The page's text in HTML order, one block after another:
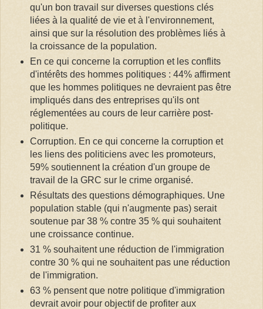
qu'un bon travail sur diverses questions clés
liées à la qualité de vie et à l'environnement,
ainsi que sur la résolution des problèmes liés à
la croissance de la population.
En ce qui concerne la corruption et les conflits
d'intérêts des hommes politiques : 44% affirment
que les hommes politiques ne devraient pas être
impliqués dans des entreprises qu'ils ont
réglementées au cours de leur carrière post-
politique.
Corruption. En ce qui concerne la corruption et
les liens des politiciens avec les promoteurs,
59% soutiennent la création d'un groupe de
travail de la GRC sur le crime organisé.
Résultats des questions démographiques. Une
population stable (qui n'augmente pas) serait
soutenue par 38 % contre 35 % qui souhaitent
une croissance continue.
31 % souhaitent une réduction de l'immigration
contre 30 % qui ne souhaitent pas une réduction
de l'immigration.
63 % pensent que notre politique d'immigration
devrait avoir pour objectif de profiter aux